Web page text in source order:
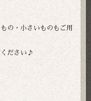
の・小さいものもご用
ください♪